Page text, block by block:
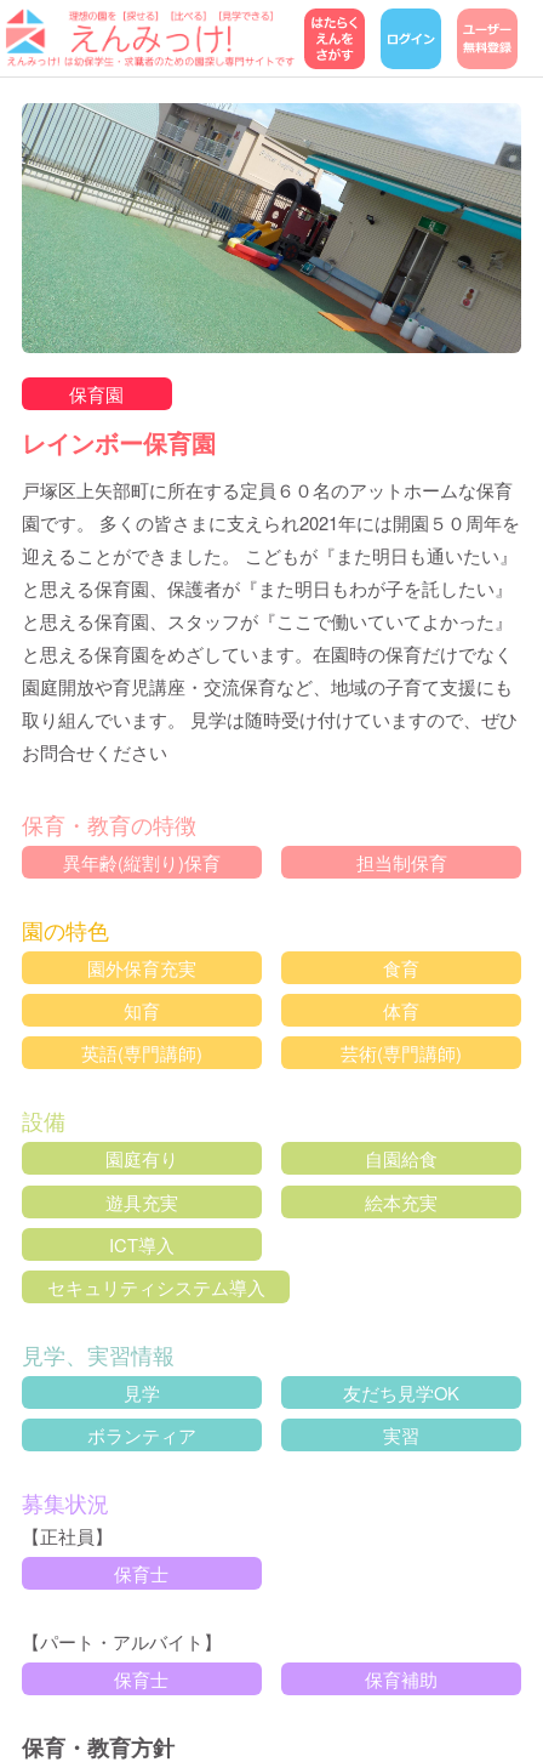
保育園
レインボー保育園
戸塚区上矢部町に所在する定員６０名のアットホームな保育
園です。 多くの皆さまに支えられ2021年には開園５０周年を
迎えることができました。 こどもが『また明日も通いたい』
と思える保育園、保護者が『また明日もわが子を託したい』
と思える保育園、スタッフが『ここで働いていてよかった』
と思える保育園をめざしています。在園時の保育だけでなく
園庭開放や育児講座・交流保育など、地域の子育て支援にも
取り組んでいます。 見学は随時受け付けていますので、ぜひ
お問合せください
保育・教育の特徴
異年齢(縦割り)保育 担当制保育
園の特色
園外保育充実
食育
知育
体育
英語(専門講師)
芸術(専門講師)
設備
園庭有り
自園給食
遊具充実
絵本充実
ICT導入
セキュリティシステム導入
見学、実習情報
見学
友だち見学OK
ボランティア
実習
募集状況
【正社員】
保育士
【パート・アルバイト】
保育士
保育補助
保育・教育方針